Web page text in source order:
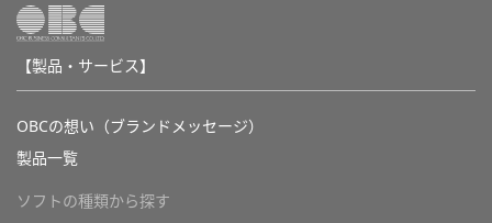
【製品・サービス】
OBCの想い（ブランドメッセージ）
製品一覧
ソフトの種類から探す